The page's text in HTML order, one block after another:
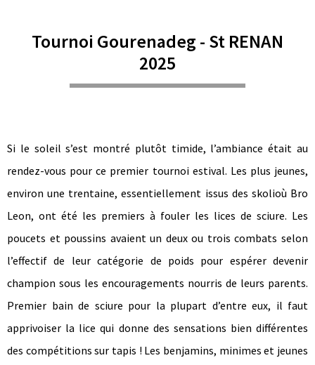
Tournoi Gourenadeg - St RENAN
2025
Si le soleil s’est montré plutôt timide, l’ambiance était au
rendez-vous pour ce premier tournoi estival. Les plus jeunes,
environ une trentaine, essentiellement issus des skolioù Bro
Leon, ont été les premiers à fouler les lices de sciure. Les
poucets et poussins avaient un deux ou trois combats selon
l’effectif de leur catégorie de poids pour espérer devenir
champion sous les encouragements nourris de leurs parents.
Premier bain de sciure pour la plupart d’entre eux, il faut
apprivoiser la lice qui donne des sensations bien différentes
des compétitions sur tapis ! Les benjamins, minimes et jeunes